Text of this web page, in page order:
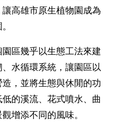
高雄市原生植物園成為
區幾乎以生態工法來建
水循環系統，讓園區以
，並將生態與休閒的功
的溪流、花式噴水、曲
增添不同的風味。